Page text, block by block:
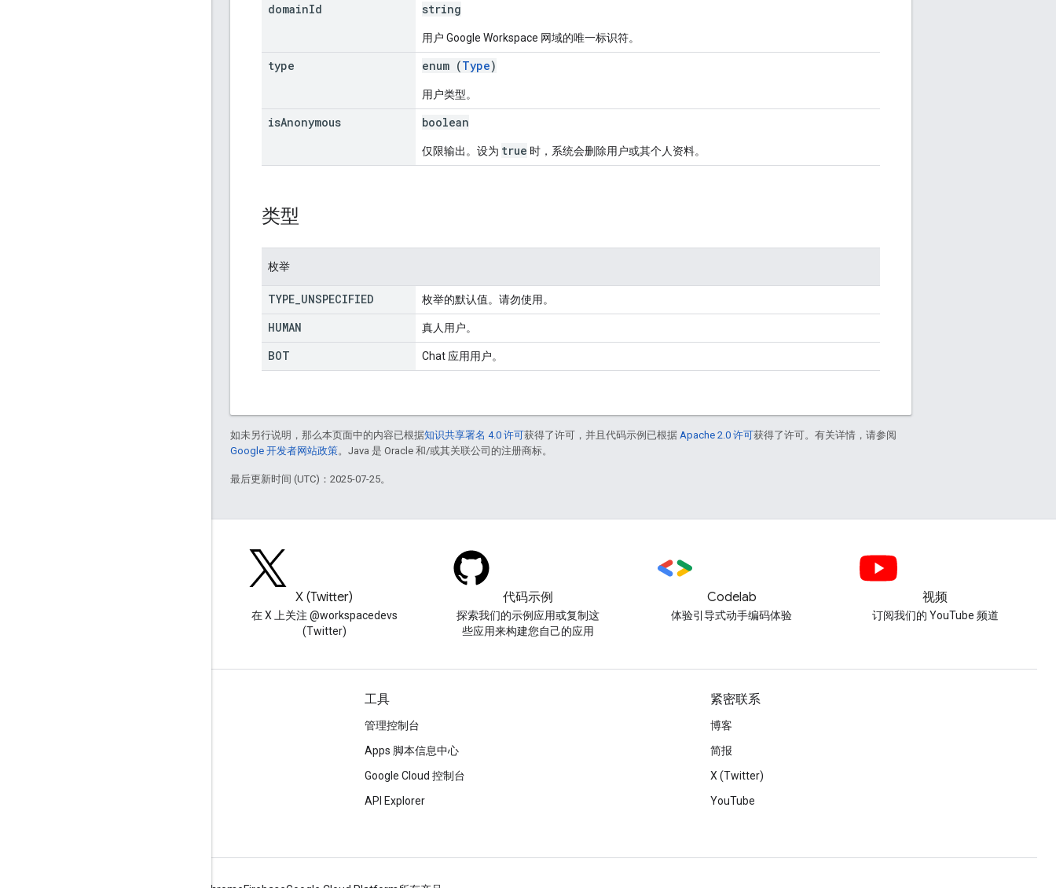
domainId string
用户 Google Workspace 网域的唯一标识符。
type enum (Type)
用户类型。
isAnonymous boolean
仅限输出。设为 true 时，系统会删除用户或其个人资料。
类型
枚举
TYPE UNSPECIFIED 枚举的默认值。请勿使用。
HUMAN 真人用户。
BOT Chat 应用用户。
如未另行说明，那么本页面中的内容已根据知识共享署名 4.0 许可获得了许可，并且代码示例已根据 Apache 2.0 许可获得了许可。有关详情，请参阅
Google 开发者网站政策。Java 是 Oracle 和/或其关联公司的注册商标。
最后更新时间 (UTC)：2025-07-25。
X (Twitter)
在 X 上关注 @workspacedevs
(Twitter)
代码示例
探索我们的示例应用或复制这
些应用来构建您自己的应用
Codelab
体验引导式动手编码体验
视频
订阅我们的 YouTube 频道
工具
管理控制台
Apps 脚本信息中心
Google Cloud 控制台
API Explorer
紧密联系
博客
简报
X (Twitter)
YouTube